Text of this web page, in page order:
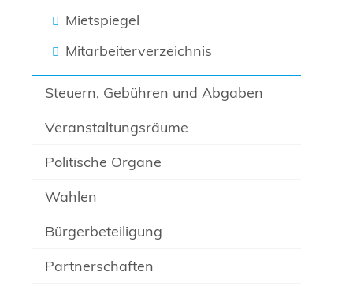
Mietspiegel
Mitarbeiterverzeichnis
Steuern, Gebühren und Abgaben
Veranstaltungsräume
Politische Organe
Wahlen
Bürgerbeteiligung
Partnerschaften